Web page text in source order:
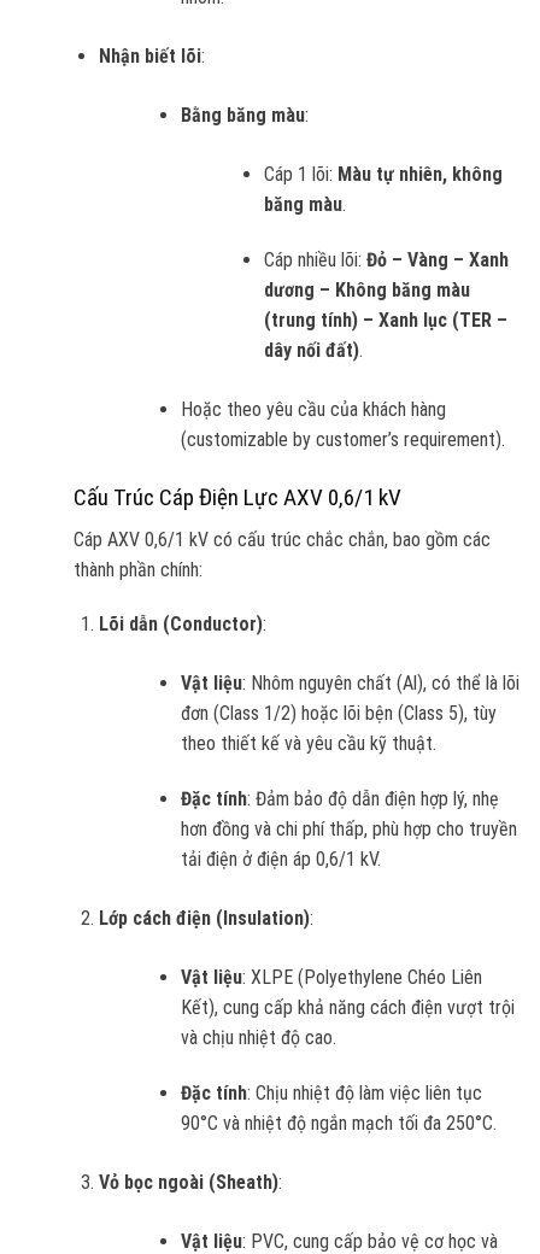
Nhận biết lõi:
Bằng băng màu:
Cáp 1 lõi: Màu tự nhiên, không
băng màu.
Cáp nhiều lõi:Đỏ – Vàng – Xanh
dương – Không băng màu
(trung tính) – Xanh lục (TER –
dây nối đất).
Hoặc theo yêu cầu của khách hàng
(customizable by customer’s requirement).
Cấu Trúc Cáp Điện Lực AXV 0,6/1 kV
Cáp AXV 0,6/1 kV có cấu trúc chắc chắn, bao gồm các
thành phần chính:
Lõi dẫn (Conductor):
Vật liệu: Nhôm nguyên chất (Al), có thể là lõi
đơn (Class 1/2) hoặc lõi bện (Class 5), tùy
theo thiết kế và yêu cầu kỹ thuật.
Đặc tính: Đảm bảo độ dẫn điện hợp lý, nhẹ
hơn đồng và chi phí thấp, phù hợp cho truyền
tải điện ở điện áp 0,6/1 kV.
Lớp cách điện (Insulation):
Vật liệu: XLPE (Polyethylene Chéo Liên
Kết), cung cấp khả năng cách điện vượt trội
và chịu nhiệt độ cao.
Đặc tính: Chịu nhiệt độ làm việc liên tục
90°C và nhiệt độ ngắn mạch tối đa 250°C.
Vỏ bọc ngoài (Sheath):
Vật liệu: PVC, cung cấp bảo vệ cơ học và